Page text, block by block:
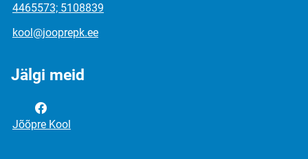
4465573; 5108839
kool@jooprepk.ee
Jälgi meid
Jõõpre Kool